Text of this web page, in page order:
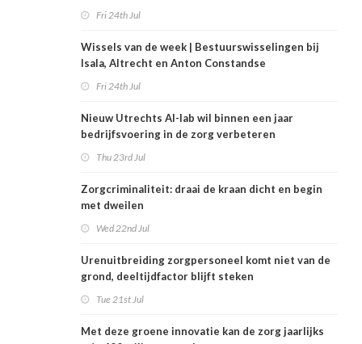
Fri 24th Jul
Wissels van de week | Bestuurswisselingen bij
Isala, Altrecht en Anton Constandse
Fri 24th Jul
Nieuw Utrechts AI-lab wil binnen een jaar
bedrijfsvoering in de zorg verbeteren
Thu 23rd Jul
Zorgcriminaliteit: draai de kraan dicht en begin
met dweilen
Wed 22nd Jul
Urenuitbreiding zorgpersoneel komt niet van de
grond, deeltijdfactor blijft steken
Tue 21st Jul
Met deze groene innovatie kan de zorg jaarlijks